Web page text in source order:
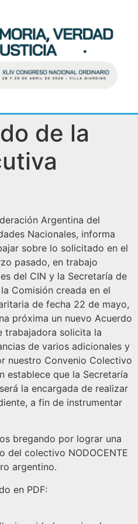
de la
Argentina del
Nacionales, informa
sobre lo solicitado en el
pasado, en trabajo
del CIN y la Secretaría de
Comisión creada en el
de fecha 22 de mayo,
próxima un nuevo Acuerdo
trabajadora solicita la
de varios adicionales y
nuestro Convenio Colectivo
establece que la Secretaría
la encargada de realizar
a fin de instrumentar
bregando por lograr una
del colectivo NODOCENTE
argentino.
en PDF: